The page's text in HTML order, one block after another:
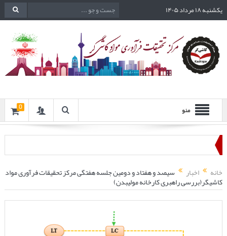
یکشنبه ۱۸ مرداد ۱۴۰۵
منو 0
خانه اخبار سیصد و هفتاد و دومین جلسه هفتگی مرکز تحقیقات فرآوری مواد
کاشیگر(بررسی راهبری کارخانه مولیبدن)